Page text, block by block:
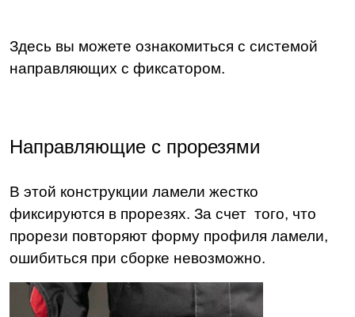
Здесь вы можете ознакомиться с системой
направляющих с фиксатором.
Направляющие с прорезями
В этой конструкции ламели жестко
фиксируются в прорезях. За счет того, что
прорези повторяют форму профиля ламели,
ошибиться при сборке невозможно.